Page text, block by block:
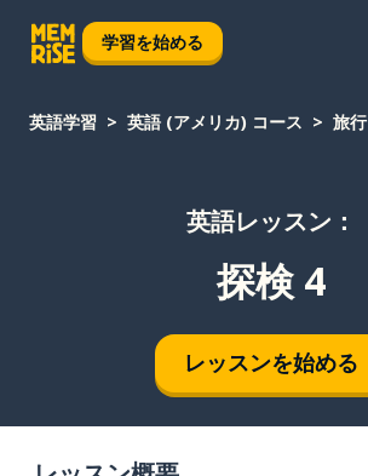
学習を始める
英語学習 英語 (アメリカ) コース 旅行
英語レッスン：
探検 4
レッスンを始める